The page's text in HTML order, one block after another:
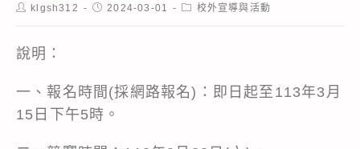
Postklgsh312
Post2024-03-01
Post校外宣導與活動
說明：
一、報名時間(採網路報名)：即日起至113年3月
15日下午5時。